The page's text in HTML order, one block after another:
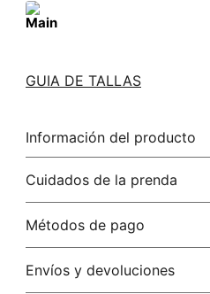
GUIA DE TALLAS
Información del producto
92.00% poliamida/
poliéster/polyester
Cuidados de la prenda
No dejar en remojo /lavar por
Métodos de pago
Tarjetas de crédito: Visa,
Envíos y devoluciones